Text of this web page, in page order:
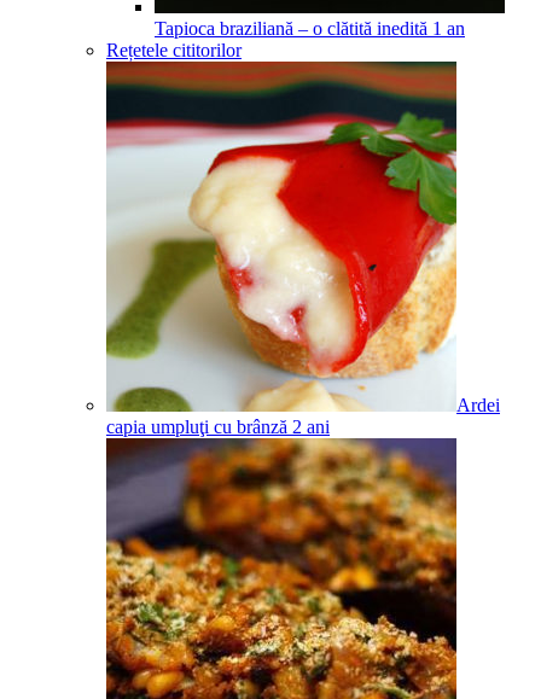
Tapioca braziliană – o clătită inedită 1 an
Rețetele cititorilor
Ardei
capia umpluţi cu brânză 2 ani